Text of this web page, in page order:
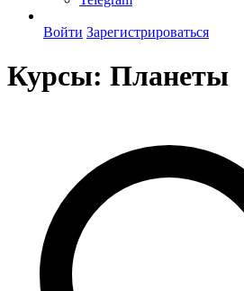
Войти Зарегистрироваться
Курсы: Планеты